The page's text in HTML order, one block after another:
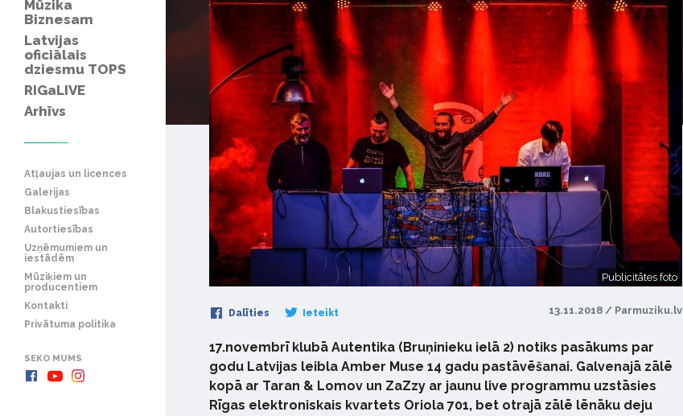
Mūzika
Biznesam
Latvijas
oficiālais
dziesmu TOPS
RIGaLIVE
Arhīvs
Atļaujas un licences
Galerijas
Blakustiesības
Autortiesības
Uzņēmumiem un
iestādēm
Mūziķiem un
producentiem
Kontakti
Privātuma politika
SEKO MUMS
Publicitātes foto
Dalīties Ieteikt 13.11.2018 / Parmuziku.lv
17.novembrī klubā Autentika (Bruņinieku ielā 2) notiks pasākums par
godu Latvijas leibla Amber Muse 14 gadu pastāvēšanai. Galvenajā zālē
kopā ar Taran & Lomov un ZaZzy ar jaunu live programmu uzstāsies
Rīgas elektroniskais kvartets Oriola 701, bet otrajā zālē lēnāku deju